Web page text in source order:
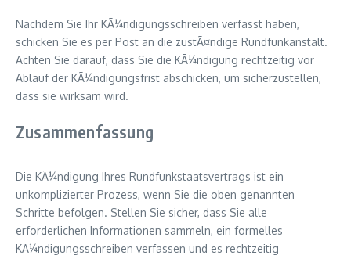
Nachdem Sie Ihr KÃ¼ndigungsschreiben verfasst haben,
schicken Sie es per Post an die zustÃ¤ndige Rundfunkanstalt.
Achten Sie darauf, dass Sie die KÃ¼ndigung rechtzeitig vor
Ablauf der KÃ¼ndigungsfrist abschicken, um sicherzustellen,
dass sie wirksam wird.
Zusammenfassung
Die KÃ¼ndigung Ihres Rundfunkstaatsvertrags ist ein
unkomplizierter Prozess, wenn Sie die oben genannten
Schritte befolgen. Stellen Sie sicher, dass Sie alle
erforderlichen Informationen sammeln, ein formelles
KÃ¼ndigungsschreiben verfassen und es rechtzeitig